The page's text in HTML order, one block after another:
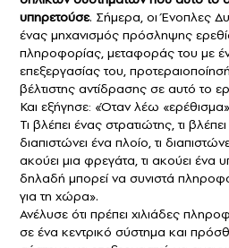
υπηρετούσε. Σήμερα, οι Ένοπλες
ένας μηχανισμός πρόσληψης
πληροφορίας, μεταφοράς του με
επεξεργασίας του,
βέλτιστης αντίδρασης σε αυτό το
Και εξήγησε: «Όταν λέω «ερέθισμα»
Τι βλέπει ένας στρατιώτης, τι
διαπιστώνει ένα πλοίο, τι
ακούει μια φρεγάτα, τι ακούει ένα
δηλαδή μπορεί να συνιστά
για τη χώρα».
Ανέλυσε ότι πρέπει χιλιάδες
σε ένα κεντρικό σύστημα και